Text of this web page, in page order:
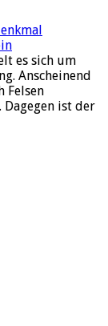
es sich um
Anscheinend
Felsen
ist der